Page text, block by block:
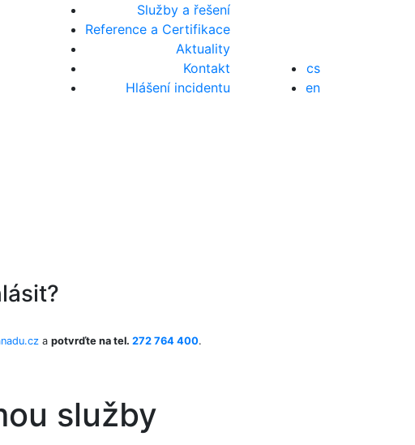
Služby a řešení
Reference a Certifikace
Aktuality
Kontakt
Hlášení incidentu
cs
en
a potvrďte na tel. 272 764 400.
služby